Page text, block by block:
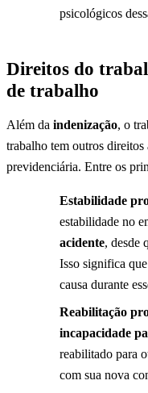
psicológicos
Direitos do
de trabalho
Além da indenização, o
trabalho tem outros direitos
previdenciária. Entre os
Estabilidade
estabilidade no
acidente, desde
Isso significa
causa durante
Reabilitação
incapacidade
reabilitado para
com sua nova